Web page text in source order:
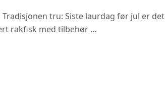
tru: Siste laurdag før jul er det
rakfisk med tilbehør …
2019